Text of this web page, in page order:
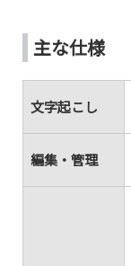
主な仕様
文字起こし
編集・管理